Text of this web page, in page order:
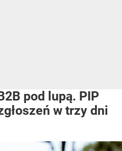
pod lupą. PIP
w trzy dni